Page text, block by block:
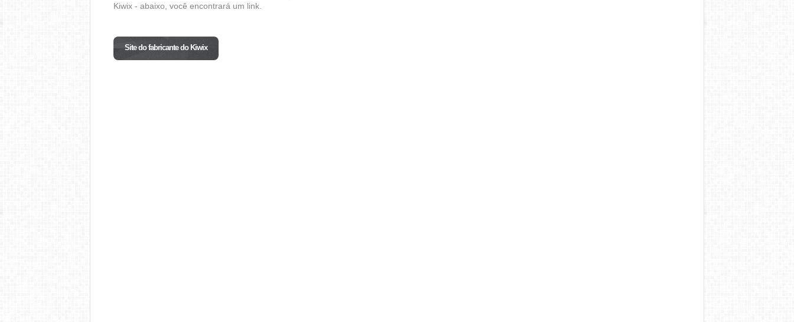
Kiwix - abaixo, você encontrará um link.
Site do fabricante do Kiwix